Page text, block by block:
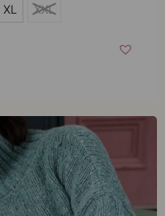
XL XXL